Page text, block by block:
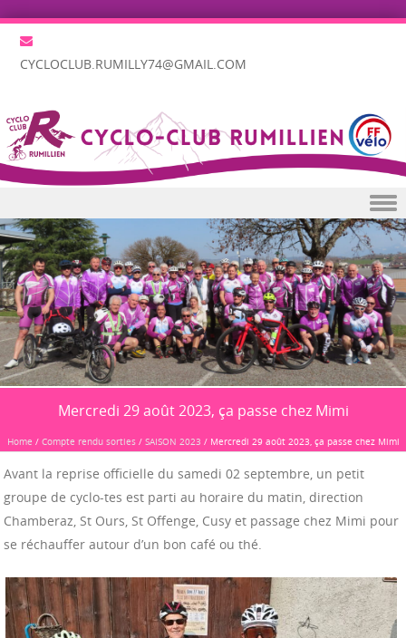
CYCLOCLUB.RUMILLY74@GMAIL.COM
Skip to content
Mercredi 29 août 2023, ça passe chez Mimi
Home /Compte rendu sorties /SAISON 2023 / Mercredi 29 août 2023, ça passe chez Mimi
Avant la reprise officielle du samedi 02 septembre, un petit
groupe de cyclo-tes est parti au horaire du matin, direction
Chamberaz, St Ours, St Offenge, Cusy et passage chez Mimi pour
se réchauffer autour d’un bon café ou thé.